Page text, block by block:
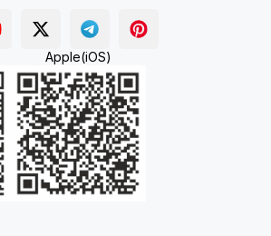
Apple(iOS)